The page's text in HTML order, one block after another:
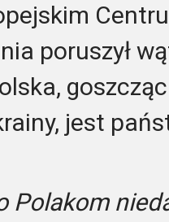
poruszył
jest
Polakom